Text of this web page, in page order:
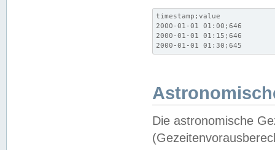
timestamp;value
2000-01-01 01:00;646
2000-01-01 01:15;646
2000-01-01 01:30;645
Die astronomische